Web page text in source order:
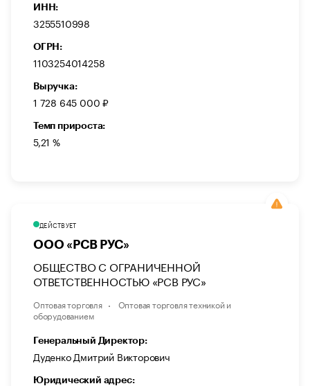
ИНН:
3255510998
ОГРН:
1103254014258
Выручка:
1 728 645 000 ₽
Темп прироста:
5,21 %
ДЕЙСТВУЕТ
ООО «РСВ РУС»
ОБЩЕСТВО С ОГРАНИЧЕННОЙ
ОТВЕТСТВЕННОСТЬЮ «РСВ РУС»
Оптовая торговля
Оптовая торговля техникой и
оборудованием
Генеральный Директор:
Дуденко Дмитрий Викторович
Юридический адрес: